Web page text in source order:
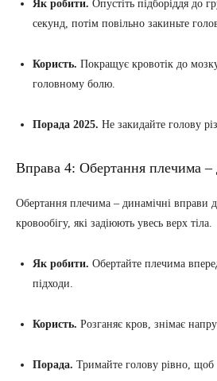
Як робити. Опустіть підборіддя до
секунд, потім повільно закиньте
Користь. Покращує кровотік до
головному болю.
Порада 2025. Не закидайте голову
Вправа 4: Обертання плечима –
Обертання плечима – динамічні вправи
кровообігу, які задіюють увесь верх тіла.
Як робити. Обертайте плечима
підходи.
Користь. Розганяє кров, знімає
Порада. Тримайте голову рівно,